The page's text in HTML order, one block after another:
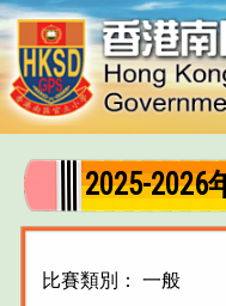
2025-
比賽類別： 一般